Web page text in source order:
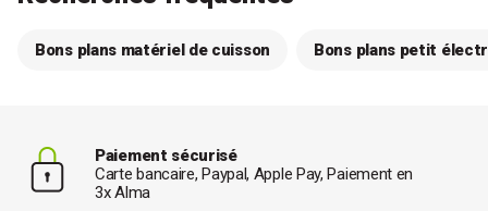
Bons plans matériel de cuisson Bons plans petit
Paiement sécurisé
Carte bancaire, Paypal, Apple Pay, Paiement en
3x Alma